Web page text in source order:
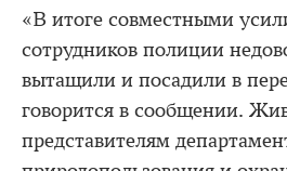
«В итоге совместными
сотрудников полиции
вытащили и посадили в
говорится в сообщении.
представителям